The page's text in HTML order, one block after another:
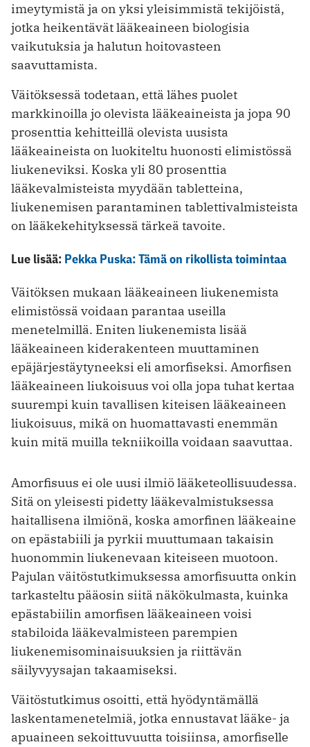
imeytymistä ja on yksi yleisimmistä tekijöistä,
jotka heikentävät lääkeaineen biologisia
vaikutuksia ja halutun hoitovasteen
saavuttamista.
Väitöksessä todetaan, että lähes puolet
markkinoilla jo olevista lääkeaineista ja jopa 90
prosenttia kehitteillä olevista uusista
lääkeaineista on luokiteltu huonosti elimistössä
liukeneviksi. Koska yli 80 prosenttia
lääkevalmisteista myydään tabletteina,
liukenemisen parantaminen tablettivalmisteista
on lääkekehityksessä tärkeä tavoite.
Lue lisää: Pekka Puska: Tämä on rikollista toimintaa
Väitöksen mukaan lääkeaineen liukenemista
elimistössä voidaan parantaa useilla
menetelmillä. Eniten liukenemista lisää
lääkeaineen kiderakenteen muuttaminen
epäjärjestäytyneeksi eli amorfiseksi. Amorfisen
lääkeaineen liukoisuus voi olla jopa tuhat kertaa
suurempi kuin tavallisen kiteisen lääkeaineen
liukoisuus, mikä on huomattavasti enemmän
kuin mitä muilla tekniikoilla voidaan saavuttaa.
Amorfisuus ei ole uusi ilmiö lääketeollisuudessa.
Sitä on yleisesti pidetty lääkevalmistuksessa
haitallisena ilmiönä, koska amorfinen lääkeaine
on epästabiili ja pyrkii muuttumaan takaisin
huonommin liukenevaan kiteiseen muotoon.
Pajulan väitöstutkimuksessa amorfisuutta onkin
tarkasteltu pääosin siitä näkökulmasta, kuinka
epästabiilin amorfisen lääkeaineen voisi
stabiloida lääkevalmisteen parempien
liukenemisominaisuuksien ja riittävän
säilyvyysajan takaamiseksi.
Väitöstutkimus osoitti, että hyödyntämällä
laskentamenetelmiä, jotka ennustavat lääke- ja
apuaineen sekoittuvuutta toisiinsa, amorfiselle